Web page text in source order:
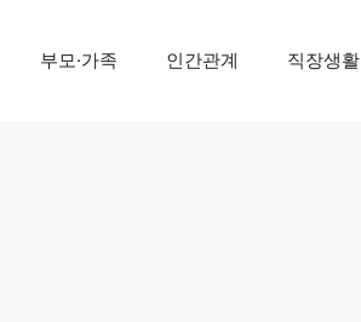
부모·가족 인간관계 직장생활